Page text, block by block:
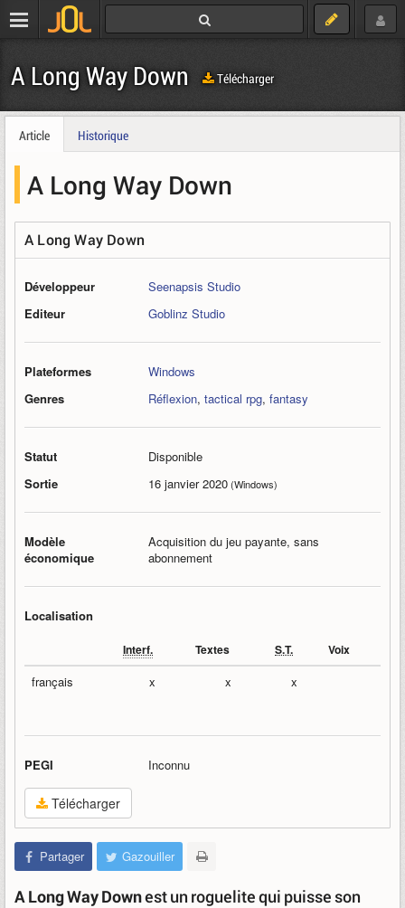
A Long Way Down Télécharger
Article Historique
A Long Way Down
A Long Way Down
Développeur
Seenapsis Studio
Editeur
Goblinz Studio
Plateformes
Windows
Genres
Réflexion, tactical rpg, fantasy
Statut
Disponible
Sortie
16 janvier 2020(Windows)
Modèle
économique
Acquisition du jeu payante, sans
abonnement
Localisation
Interf. Textes S.T. Voix
français x x x
PEGI Inconnu
Télécharger
Partager Gazouiller
A Long Way Downest un roguelite qui puisse son